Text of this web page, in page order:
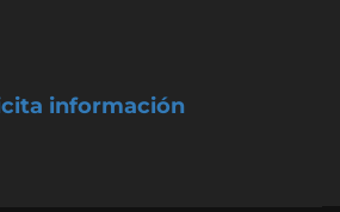
información